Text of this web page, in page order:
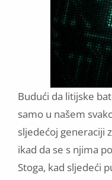
Budući da litijske
samo u našem
sljedećoj generaciji
ikad da se s njima
Stoga, kad sljedeći